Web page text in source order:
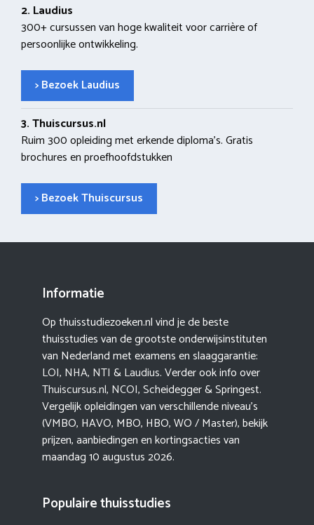
2. Laudius
300+ cursussen van hoge kwaliteit voor carrière of
persoonlijke ontwikkeling.
> Bezoek Laudius
3. Thuiscursus.nl
Ruim 300 opleiding met erkende diploma’s. Gratis
brochures en proefhoofdstukken
> Bezoek Thuiscursus
Informatie
Op thuisstudiezoeken.nl vind je de beste
thuisstudies van de grootste onderwijsinstituten
van Nederland met examens en slaaggarantie:
LOI, NHA, NTI &Laudius. Verder ook info over
Thuiscursus.nl, NCOI, Scheidegger & Springest.
Vergelijk opleidingen van verschillende niveau’s
(VMBO, HAVO, MBO, HBO, WO / Master), bekijk
prijzen, aanbiedingen en kortingsacties van
maandag 10 augustus 2026.
Populaire thuisstudies